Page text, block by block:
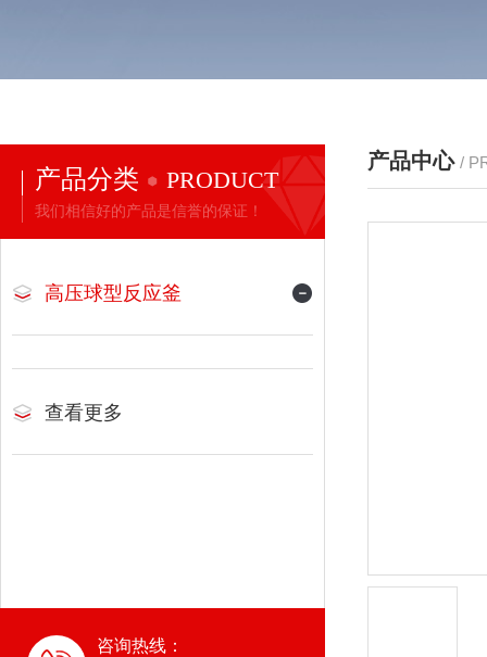
产品中心 /
产品分类 PRODUCT
我们相信好的产品是信誉的保证！
高压球型反应釜
查看更多
咨询热线：